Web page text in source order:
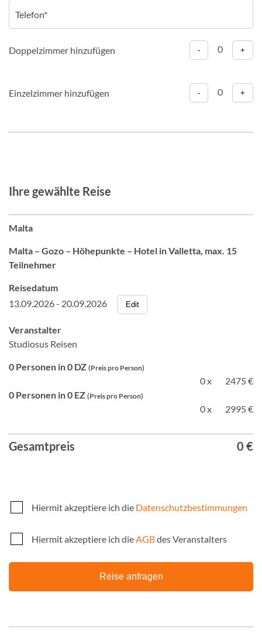
Doppelzimmer hinzufügen - 0 +
Einzelzimmer hinzufügen - 0 +
Ihre gewählte Reise
Malta
Malta – Gozo – Höhepunkte – Hotel in Valletta, max. 15
Teilnehmer
Reisedatum
13.09.2026 - 20.09.2026
Edit
Veranstalter
Studiosus Reisen
0 Personen in 0 DZ (Preis pro Person)
0 x
2475 €
0 Personen in 0 EZ (Preis pro Person)
0 x 2995 €
Gesamtpreis 0 €
Hiermit akzeptiere ich die Datenschutzbestimmungen
Hiermit akzeptiere ich dieAGBdes Veranstalters
Reise anfragen